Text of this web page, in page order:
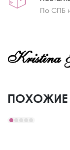
По СПБ
ПОХОЖИЕ